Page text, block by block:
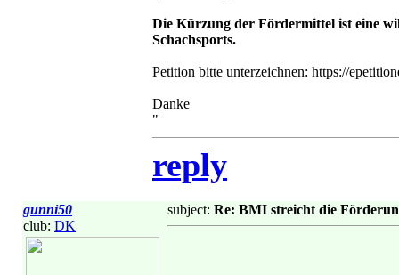
Die Kürzung der Fördermittel ist eine
Schachsports.
Petition bitte unterzeichnen: https://
Danke
"
reply
gunni50
club: DK
subject: Re: BMI streicht die